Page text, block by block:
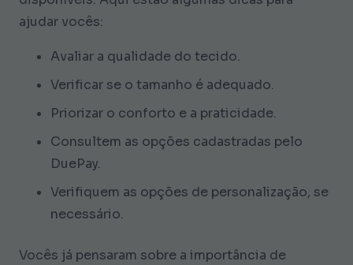
ajudar vocês:
Avaliar a qualidade do tecido.
Verificar se o tamanho é adequado.
Priorizar o conforto e a praticidade.
Consultem as opções cadastradas pelo
DuePay.
Verifiquem as opções de personalização, se
necessário.
Vocês já pensaram sobre a importância de